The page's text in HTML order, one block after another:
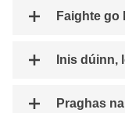
Inis dúinn,